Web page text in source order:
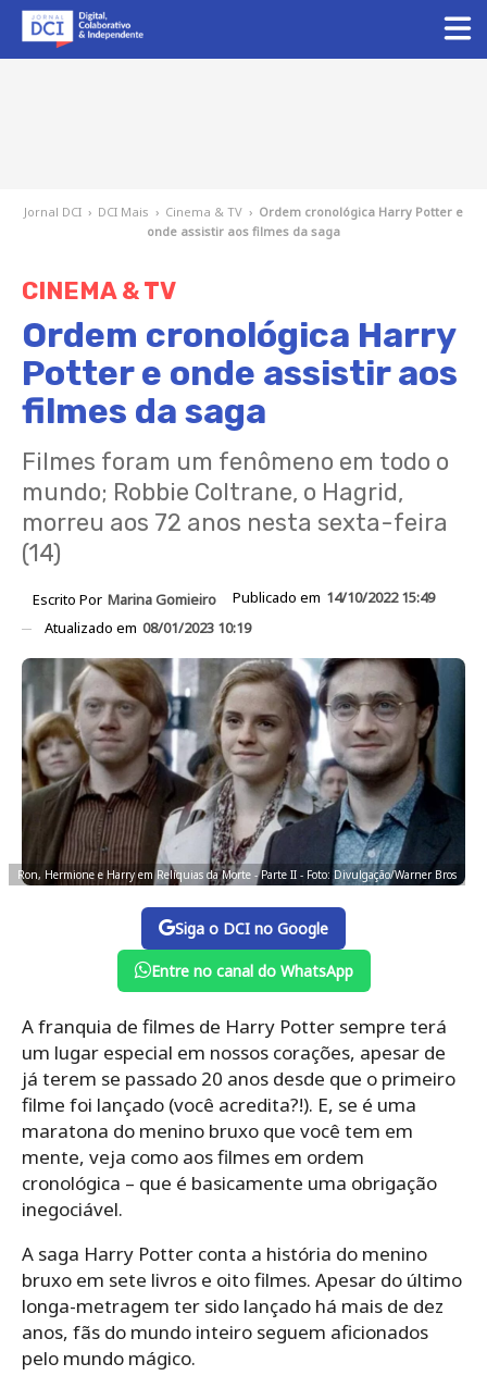
Jornal DCI › DCI Mais › Cinema & TV › Ordem cronológica Harry Potter e
onde assistir aos filmes da saga
CINEMA & TV
Ordem cronológica Harry
Potter e onde assistir aos
filmes da saga
Filmes foram um fenômeno em todo o
mundo; Robbie Coltrane, o Hagrid,
morreu aos 72 anos nesta sexta-feira
(14)
Escrito Por Marina Gomieiro Publicado em 14/10/2022 15:49
Atualizado em 08/01/2023 10:19
Ron, Hermione e Harry em Relíquias da Morte - Parte II - Foto: Divulgação/Warner Bros
Siga o DCI no Google
Entre no canal do WhatsApp
A franquia de filmes de Harry Potter sempre terá
um lugar especial em nossos corações, apesar de
já terem se passado 20 anos desde que o primeiro
filme foi lançado (você acredita?!). E, se é uma
maratona do menino bruxo que você tem em
mente, veja como aos filmes em ordem
cronológica – que é basicamente uma obrigação
inegociável.
A saga Harry Potter conta a história do menino
bruxo em sete livros e oito filmes. Apesar do último
longa-metragem ter sido lançado há mais de dez
anos, fãs do mundo inteiro seguem aficionados
pelo mundo mágico.